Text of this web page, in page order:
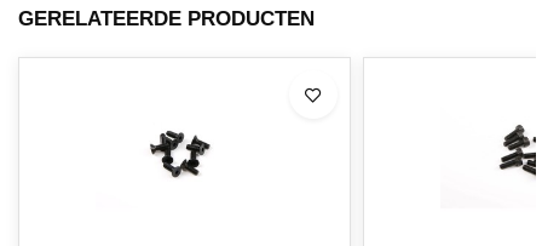
GERELATEERDE PRODUCTEN